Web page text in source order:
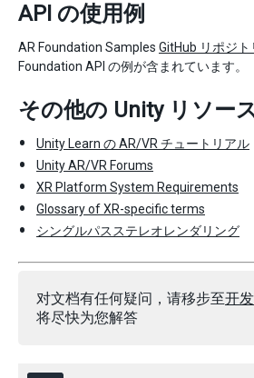
API の使用例
AR Foundation Samples GitHub リポジト
Foundation API の例が含まれています。
その他の Unity リソー
Unity Learn の AR/VR チュートリアル
Unity AR/VR Forums
XR Platform System Requirements
Glossary of XR-specific terms
シングルパスステレオレンダリング
对文档有任何疑问，请移步至开
将尽快为您解答